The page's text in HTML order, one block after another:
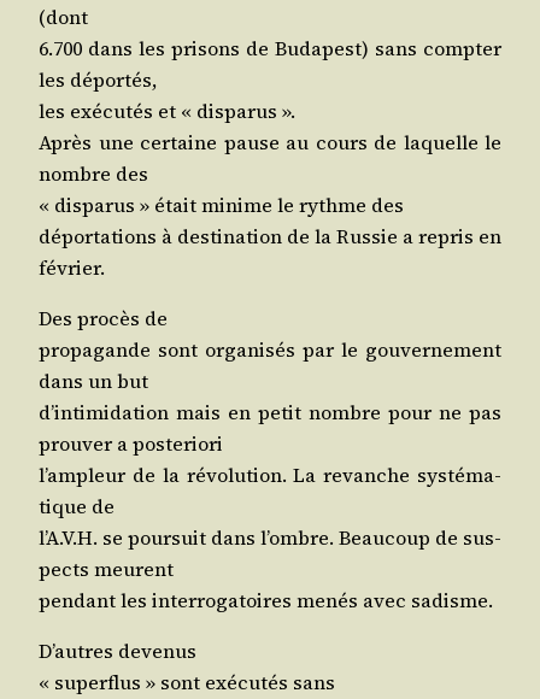
(dont
6.700 dans les pri­sons de Buda­pest) sans comp­ter
les déportés,
les exé­cu­tés et « disparus ».
Après une cer­taine pause au cours de laquelle le
nombre des
« dis­pa­rus » était minime le rythme des
dépor­ta­tions à des­ti­na­tion de la Rus­sie a repris en
février.
Des pro­cès de
pro­pa­gande sont orga­ni­sés par le gou­ver­ne­ment
dans un but
d’in­ti­mi­da­tion mais en petit nombre pour ne pas
prou­ver a posteriori
l’am­pleur de la révo­lu­tion. La revanche sys­té­ma­
tique de
l’A.V.H. se pour­suit dans l’ombre. Beau­coup de sus­
pects meurent
pen­dant les inter­ro­ga­toires menés avec sadisme.
D’autres devenus
« super­flus » sont exé­cu­tés sans